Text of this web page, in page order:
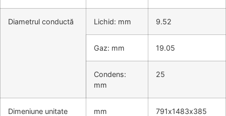
Diametrul conductă Lichid: mm 9.52
Gaz: mm 19.05
Condens:
mm
25
Dimeniune unitate
mm 791х1483х385